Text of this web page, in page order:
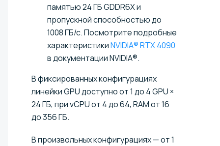
памятью 24 ГБ GDDR6X и
пропускной способностью до
1008 ГБ/с. Посмотрите подробные
характеристикиNVIDIA® RTX 4090
в документации NVIDIA®.
В фиксированных конфигурациях
линейки GPU доступно от 1 до 4 GPU ×
24 ГБ, при vCPU от 4 до 64, RAM от 16
до 356 ГБ.
В произвольных конфигурациях — от 1